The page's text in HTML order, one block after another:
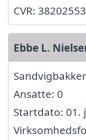
CVR: 38202553
Ebbe L.
Ansatte: 0
Startdato: 01.